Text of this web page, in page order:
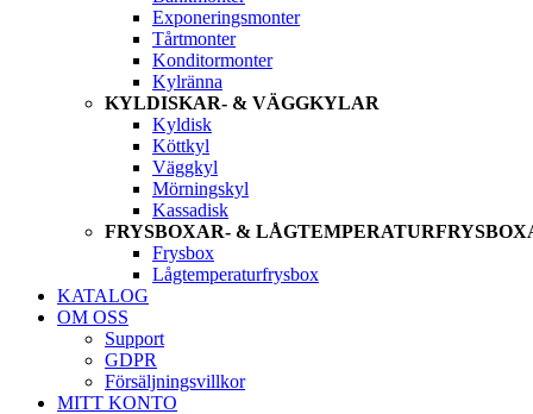
Exponeringsmonter
Tårtmonter
Konditormonter
Kylränna
KYLDISKAR- & VÄGGKYLAR
Kyldisk
Köttkyl
Väggkyl
Mörningskyl
Kassadisk
FRYSBOXAR- &
Frysbox
Lågtemperaturfrysbox
KATALOG
OM OSS
Support
GDPR
Försäljningsvillkor
MITT KONTO